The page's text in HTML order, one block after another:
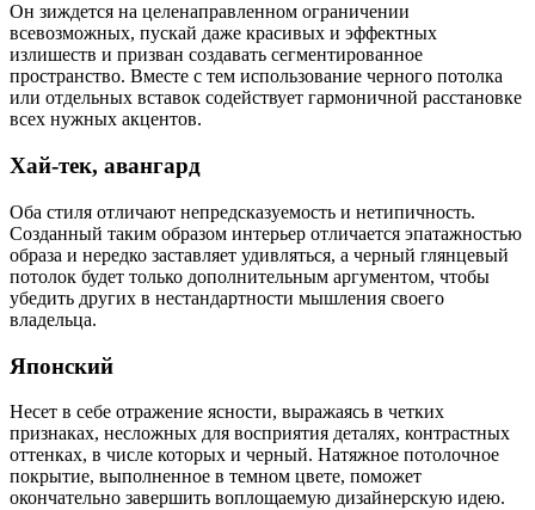
Он зиждется на целенаправленном ограничении
всевозможных, пускай даже красивых и эффектных
излишеств и призван создавать сегментированное
пространство. Вместе с тем использование черного потолка
или отдельных вставок содействует гармоничной расстановке
всех нужных акцентов.
Хай-тек, авангард
Оба стиля отличают непредсказуемость и нетипичность.
Созданный таким образом интерьер отличается эпатажностью
образа и нередко заставляет удивляться, а черный глянцевый
потолок будет только дополнительным аргументом, чтобы
убедить других в нестандартности мышления своего
владельца.
Японский
Несет в себе отражение ясности, выражаясь в четких
признаках, несложных для восприятия деталях, контрастных
оттенках, в числе которых и черный. Натяжное потолочное
покрытие, выполненное в темном цвете, поможет
окончательно завершить воплощаемую дизайнерскую идею.